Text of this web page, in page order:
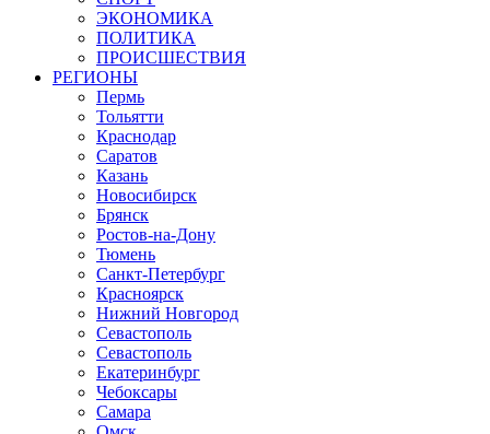
ЭКОНОМИКА
ПОЛИТИКА
ПРОИСШЕСТВИЯ
РЕГИОНЫ
Пермь
Тольятти
Краснодар
Саратов
Казань
Новосибирск
Брянск
Ростов-на-Дону
Тюмень
Санкт-Петербург
Красноярск
Нижний Новгород
Севастополь
Севастополь
Екатеринбург
Чебоксары
Самара